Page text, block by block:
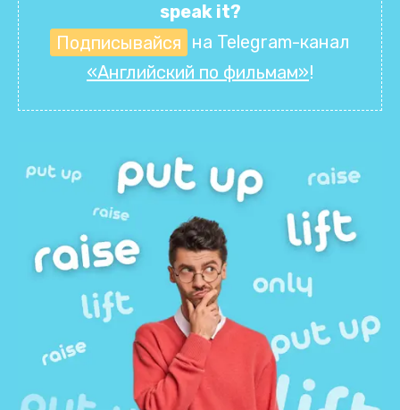
speak it?
Подписывайся на Telegram-канал
«Английский по фильмам»!